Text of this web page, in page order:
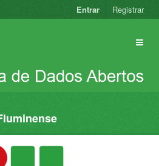
Entrar Registrar